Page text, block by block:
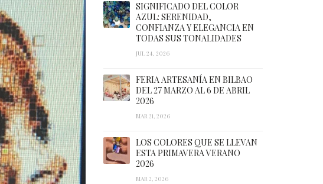
SIGNIFICADO DEL COLOR
AZUL: SERENIDAD,
CONFIANZA Y ELEGANCIA EN
TODAS SUS TONALIDADES
JUL 24, 2026
FERIA ARTESANÍA EN BILBAO
DEL 27 MARZO AL 6 DE ABRIL
2026
MAR 21, 2026
LOS COLORES QUE SE LLEVAN
ESTA PRIMAVERA VERANO
2026
MAR 2, 2026